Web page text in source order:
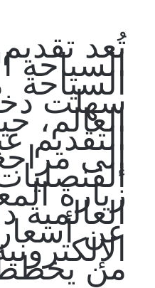
تُعد
السياحه
سهلت
العالم،
التقديم
إلى
زيارة
العالمية
عن
من